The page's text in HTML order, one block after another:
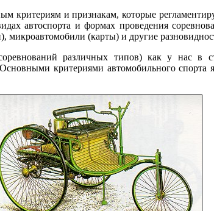
критериям и признакам, которые
автоспорта и формах проведения
(карты) и другие
различных типов) как у нас
критериями автомобильного спорта